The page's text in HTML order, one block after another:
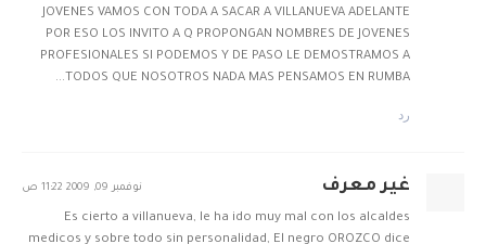
JOVENES VAMOS CON TODA A SACAR A VILLANUEVA ADELANTE
POR ESO LOS INVITO A Q PROPONGAN NOMBRES DE JOVENES
PROFESIONALES SI PODEMOS Y DE PASO LE DEMOSTRAMOS A
TODOS QUE NOSOTROS NADA MAS PENSAMOS EN RUMBA...
رد
غير معرف نوفمبر 09, 2009 11:22 ص
Es cierto a villanueva, le ha ido muy mal con los alcaldes
medicos y sobre todo sin personalidad, El negro OROZCO dice